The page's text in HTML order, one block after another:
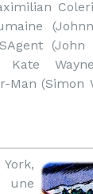
(John
Kate
Man (Simon
une